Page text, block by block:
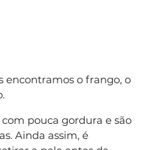
encontramos o frango, o
pouca gordura e são
Ainda assim, é